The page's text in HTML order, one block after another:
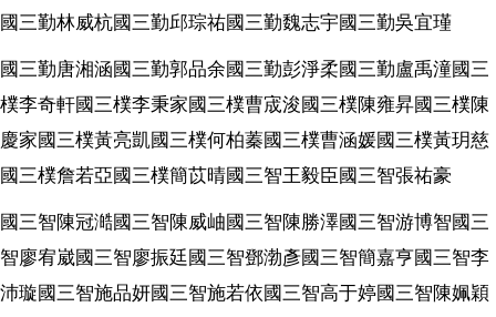
國三勤林威杭國三勤邱琮祐國三勤魏志宇國三勤吳宜瑾
國三勤唐湘涵國三勤郭品余國三勤彭淨柔國三勤盧禹潼國三
樸李奇軒國三樸李秉家國三樸曹宬浚國三樸陳雍昇國三樸陳
慶家國三樸黃亮凱國三樸何柏蓁國三樸曹涵媛國三樸黃玥慈
國三樸詹若亞國三樸簡苡晴國三智王毅臣國三智張祐豪
國三智陳冠澔國三智陳威岫國三智陳勝澤國三智游博智國三
智廖宥崴國三智廖振廷國三智鄧渤彥國三智簡嘉亨國三智李
沛璇國三智施品妍國三智施若依國三智高于婷國三智陳姵穎